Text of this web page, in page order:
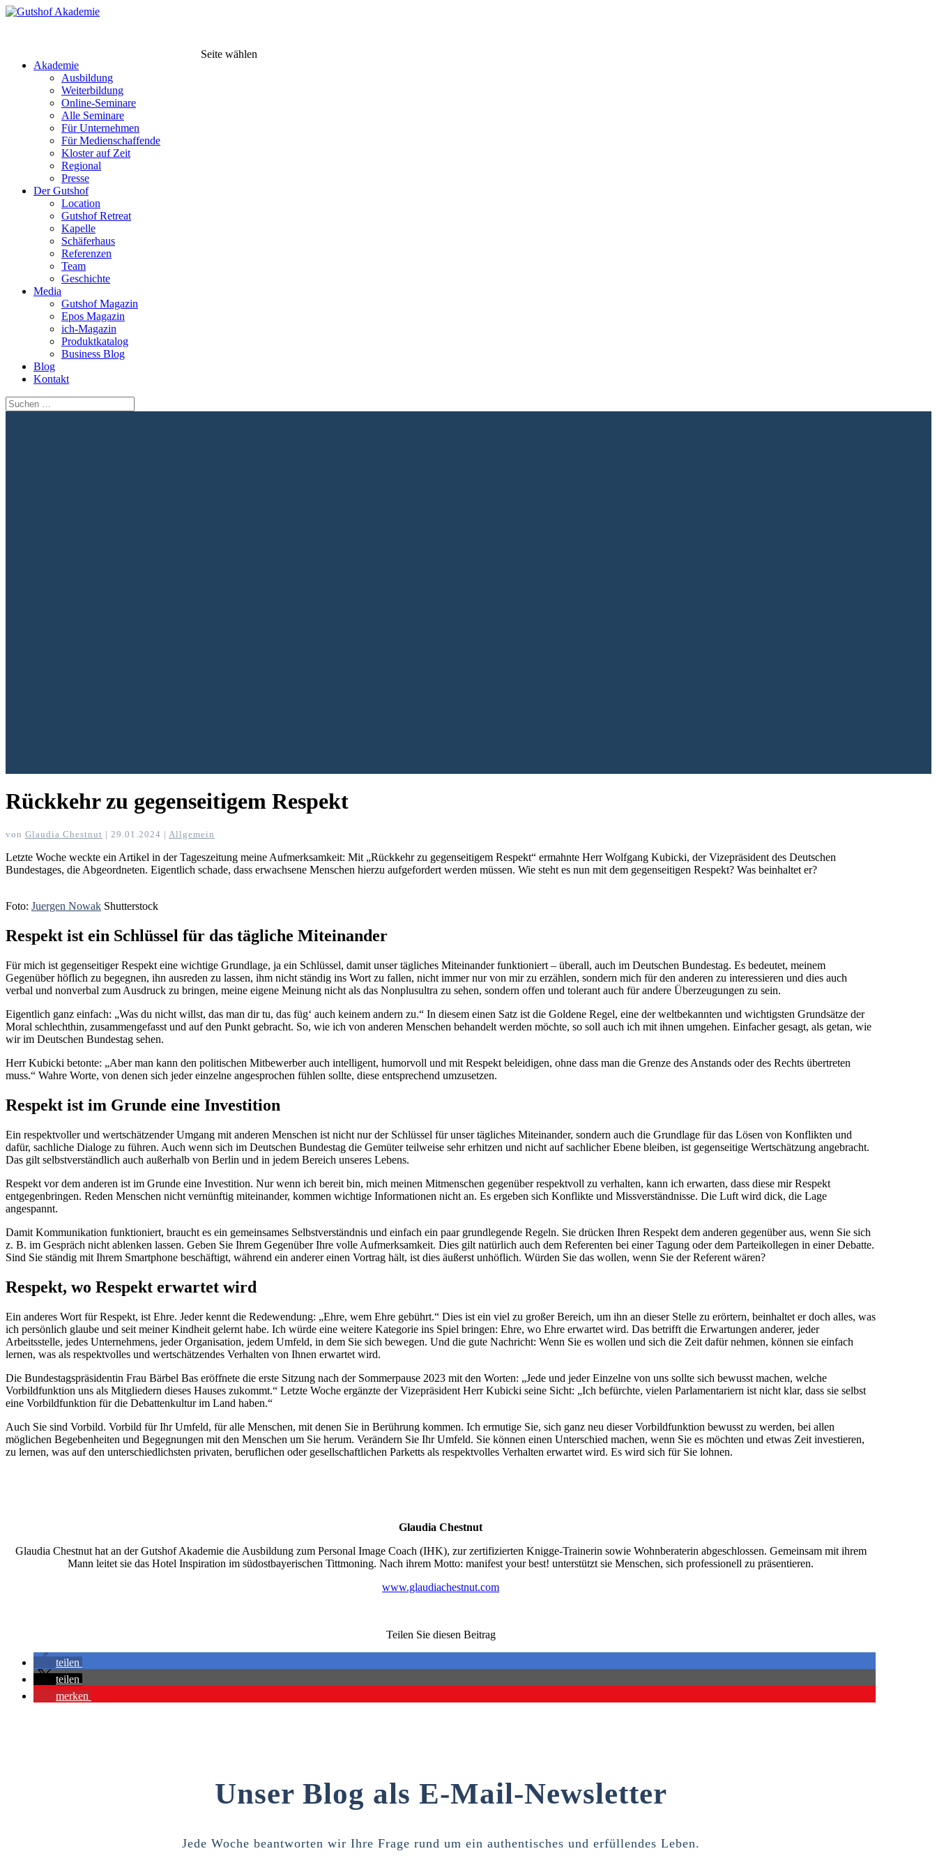
Akademie
Ausbildung
Weiterbildung
Online-Seminare
Alle Seminare
Für Unternehmen
Für Medienschaffende
Kloster auf Zeit
Regional
Presse
Der Gutshof
Location
Gutshof Retreat
Kapelle
Schäferhaus
Referenzen
Team
Geschichte
Media
Gutshof Magazin
Epos Magazin
ich-Magazin
Produktkatalog
Business Blog
Blog
Kontakt
Seite wählen
Rückkehr zu gegenseitigem Respekt
von Glaudia Chestnut | 29.01.2024 | Allgemein
Letzte Woche weckte ein Artikel in der Tageszeitung meine Aufmerksamkeit: Mit „Rückkehr zu gegenseitigem Respekt“ ermahnte Herr Wolfgang Kubicki, der Vizepräsident des Deutschen
Bundestages, die Abgeordneten. Eigentlich schade, dass erwachsene Menschen hierzu aufgefordert werden müssen. Wie steht es nun mit dem gegenseitigen Respekt? Was beinhaltet er?
Foto: Juergen Nowak Shutterstock
Respekt ist ein Schlüssel für das tägliche Miteinander
Für mich ist gegenseitiger Respekt eine wichtige Grundlage, ja ein Schlüssel, damit unser tägliches Miteinander funktioniert – überall, auch im Deutschen Bundestag. Es bedeutet, meinem
Gegenüber höflich zu begegnen, ihn ausreden zu lassen, ihm nicht ständig ins Wort zu fallen, nicht immer nur von mir zu erzählen, sondern mich für den anderen zu interessieren und dies auch
verbal und nonverbal zum Ausdruck zu bringen, meine eigene Meinung nicht als das Nonplusultra zu sehen, sondern offen und tolerant auch für andere Überzeugungen zu sein.
Eigentlich ganz einfach: „Was du nicht willst, das man dir tu, das füg‘ auch keinem andern zu.“ In diesem einen Satz ist die Goldene Regel, eine der weltbekannten und wichtigsten Grundsätze der
Moral schlechthin, zusammengefasst und auf den Punkt gebracht. So, wie ich von anderen Menschen behandelt werden möchte, so soll auch ich mit ihnen umgehen. Einfacher gesagt, als getan, wie
wir im Deutschen Bundestag sehen.
Herr Kubicki betonte: „Aber man kann den politischen Mitbewerber auch intelligent, humorvoll und mit Respekt beleidigen, ohne dass man die Grenze des Anstands oder des Rechts übertreten
muss.“ Wahre Worte, von denen sich jeder einzelne angesprochen fühlen sollte, diese entsprechend umzusetzen.
Respekt ist im Grunde eine Investition
Ein respektvoller und wertschätzender Umgang mit anderen Menschen ist nicht nur der Schlüssel für unser tägliches Miteinander, sondern auch die Grundlage für das Lösen von Konflikten und
dafür, sachliche Dialoge zu führen. Auch wenn sich im Deutschen Bundestag die Gemüter teilweise sehr erhitzen und nicht auf sachlicher Ebene bleiben, ist gegenseitige Wertschätzung angebracht.
Das gilt selbstverständlich auch außerhalb von Berlin und in jedem Bereich unseres Lebens.
Respekt vor dem anderen ist im Grunde eine Investition. Nur wenn ich bereit bin, mich meinen Mitmenschen gegenüber respektvoll zu verhalten, kann ich erwarten, dass diese mir Respekt
entgegenbringen. Reden Menschen nicht vernünftig miteinander, kommen wichtige Informationen nicht an. Es ergeben sich Konflikte und Missverständnisse. Die Luft wird dick, die Lage
angespannt.
Damit Kommunikation funktioniert, braucht es ein gemeinsames Selbstverständnis und einfach ein paar grundlegende Regeln. Sie drücken Ihren Respekt dem anderen gegenüber aus, wenn Sie sich
z. B. im Gespräch nicht ablenken lassen. Geben Sie Ihrem Gegenüber Ihre volle Aufmerksamkeit. Dies gilt natürlich auch dem Referenten bei einer Tagung oder dem Parteikollegen in einer Debatte.
Sind Sie ständig mit Ihrem Smartphone beschäftigt, während ein anderer einen Vortrag hält, ist dies äußerst unhöflich. Würden Sie das wollen, wenn Sie der Referent wären?
Respekt, wo Respekt erwartet wird
Ein anderes Wort für Respekt, ist Ehre. Jeder kennt die Redewendung: „Ehre, wem Ehre gebührt.“ Dies ist ein viel zu großer Bereich, um ihn an dieser Stelle zu erörtern, beinhaltet er doch alles, was
ich persönlich glaube und seit meiner Kindheit gelernt habe. Ich würde eine weitere Kategorie ins Spiel bringen: Ehre, wo Ehre erwartet wird. Das betrifft die Erwartungen anderer, jeder
Arbeitsstelle, jedes Unternehmens, jeder Organisation, jedem Umfeld, in dem Sie sich bewegen. Und die gute Nachricht: Wenn Sie es wollen und sich die Zeit dafür nehmen, können sie einfach
lernen, was als respektvolles und wertschätzendes Verhalten von Ihnen erwartet wird.
Die Bundestagspräsidentin Frau Bärbel Bas eröffnete die erste Sitzung nach der Sommerpause 2023 mit den Worten: „Jede und jeder Einzelne von uns sollte sich bewusst machen, welche
Vorbildfunktion uns als Mitgliedern dieses Hauses zukommt.“ Letzte Woche ergänzte der Vizepräsident Herr Kubicki seine Sicht: „Ich befürchte, vielen Parlamentariern ist nicht klar, dass sie selbst
eine Vorbildfunktion für die Debattenkultur im Land haben.“
Auch Sie sind Vorbild. Vorbild für Ihr Umfeld, für alle Menschen, mit denen Sie in Berührung kommen. Ich ermutige Sie, sich ganz neu dieser Vorbildfunktion bewusst zu werden, bei allen
möglichen Begebenheiten und Begegnungen mit den Menschen um Sie herum. Verändern Sie Ihr Umfeld. Sie können einen Unterschied machen, wenn Sie es möchten und etwas Zeit investieren,
zu lernen, was auf den unterschiedlichsten privaten, beruflichen oder gesellschaftlichen Parketts als respektvolles Verhalten erwartet wird. Es wird sich für Sie lohnen.
Glaudia Chestnut
Glaudia Chestnut hat an der Gutshof Akademie die Ausbildung zum Personal Image Coach (IHK), zur zertifizierten Knigge-Trainerin sowie Wohnberaterin abgeschlossen. Gemeinsam mit ihrem
Mann leitet sie das Hotel Inspiration im südostbayerischen Tittmoning. Nach ihrem Motto: manifest your best! unterstützt sie Menschen, sich professionell zu präsentieren.
www.glaudiachestnut.com
Teilen Sie diesen Beitrag
teilen
teilen
merken
Unser Blog als E-Mail-Newsletter
Jede Woche beantworten wir Ihre Frage rund um ein authentisches und erfüllendes Leben.